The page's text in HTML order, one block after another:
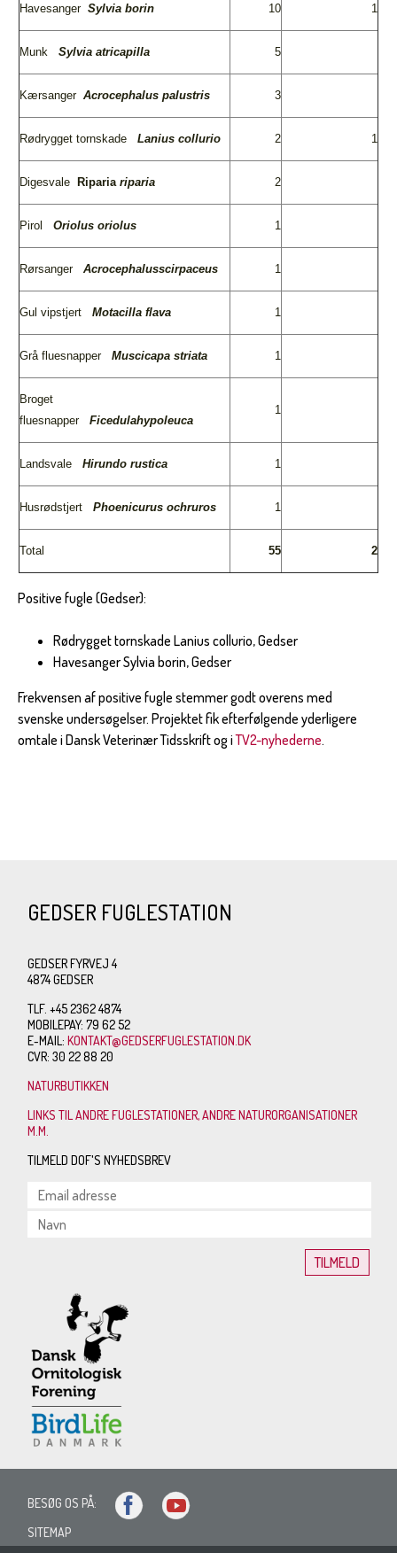
Havesanger Sylvia borin 10 1
Munk Sylvia atricapilla 5
Kærsanger Acrocephalus palustris 3
Rødrygget tornskade Lanius collurio 2 1
Digesvale Riparia riparia 2
Pirol Oriolus oriolus 1
Rørsanger Acrocephalusscirpaceus 1
Gul vipstjert Motacilla flava 1
Grå fluesnapper Muscicapa striata 1
Broget
fluesnapper Ficedulahypoleuca
1
Landsvale Hirundo rustica 1
Husrødstjert Phoenicurus ochruros 1
Total 55 2
Positive fugle (Gedser):
Rødrygget tornskade Lanius collurio, Gedser
Havesanger Sylvia borin, Gedser
Frekvensen af positive fugle stemmer godt overens med
svenske undersøgelser. Projektet fik efterfølgende yderligere
omtale i Dansk Veterinær Tidsskrift og iTV2-nyhederne.
GEDSER FUGLESTATION
GEDSER FYRVEJ 4
4874 GEDSER
TLF. +45 2362 4874
MOBILEPAY: 79 62 52
E-MAIL:KONTAKT@GEDSERFUGLESTATION.DK
CVR: 30 22 88 20
NATURBUTIKKEN
LINKS TIL ANDRE FUGLESTATIONER, ANDRE NATURORGANISATIONER
M.M.
TILMELD DOF'S NYHEDSBREV
BESØG OS PÅ:
SITEMAP